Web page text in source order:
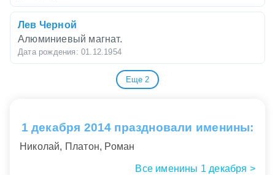
Лев Чернoй
Алюминиевый магнат.
Дата рождения: 01.12.1954
Российский футболист, вратарь
Еще 2
1 декабря 2014 праздновали именины:
Николай, Платон, Роман
Все именины 1 декабря >